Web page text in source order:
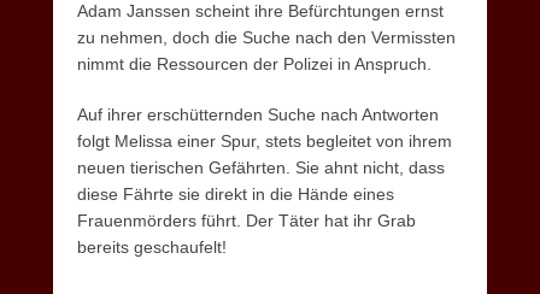
Adam Janssen scheint ihre Befürchtungen ernst
zu nehmen, doch die Suche nach den Vermissten
nimmt die Ressourcen der Polizei in Anspruch.
Auf ihrer erschütternden Suche nach Antworten
folgt Melissa einer Spur, stets begleitet von ihrem
neuen tierischen Gefährten. Sie ahnt nicht, dass
diese Fährte sie direkt in die Hände eines
Frauenmörders führt. Der Täter hat ihr Grab
bereits geschaufelt!